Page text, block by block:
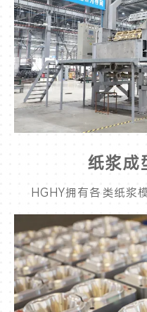
纸浆成
HGHY拥有各类纸浆